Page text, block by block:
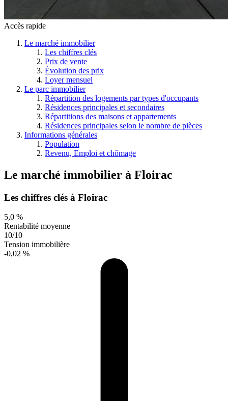
Accès rapide
Le marché immobilier
Les chiffres clés
Prix de vente
Évolution des prix
Loyer mensuel
Le parc immobilier
Répartition des logements par types d'occupants
Résidences principales et secondaires
Répartitions des maisons et appartements
Résidences principales selon le nombre de pièces
Informations générales
Population
Revenu, Emploi et chômage
Le marché immobilier à Floirac
Les chiffres clés à Floirac
5,0 %
Rentabilité moyenne
10/10
Tension immobilière
-0,02 %